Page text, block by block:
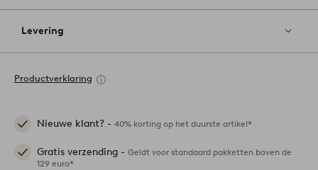
Levering
Productverklaring
Nieuwe klant? - 40% korting op het duurste artikel*
Gratis verzending - Geldt voor standaard pakketten boven de
129 euro*